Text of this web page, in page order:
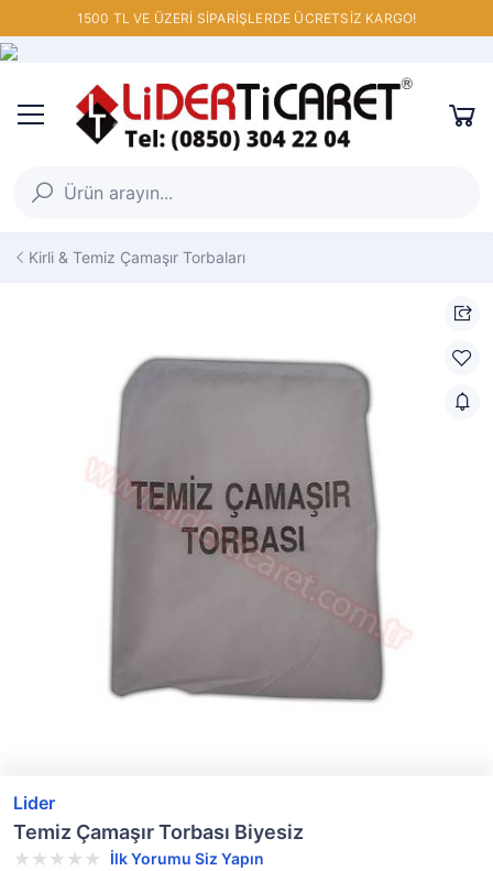
1500 TL VE ÜZERİ SİPARİŞLERDE ÜCRETSİZ KARGO!
Kirli & Temiz Çamaşır Torbaları
Lider
Temiz Çamaşır Torbası Biyesiz
İlk Yorumu Siz Yapın